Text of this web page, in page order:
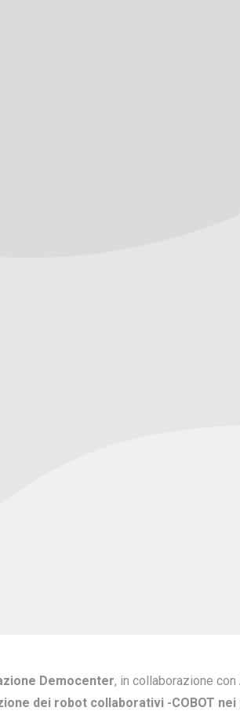
Democenter, in collaborazione con
dei robot collaborativi -COBOT